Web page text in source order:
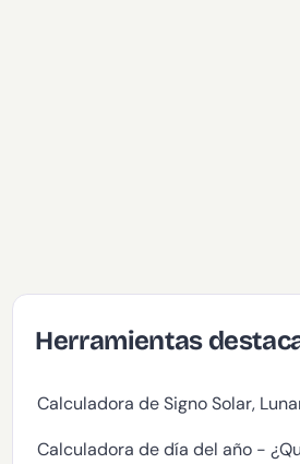
Herramientas
Calculadora de Signo Solar,
Calculadora de día del año -